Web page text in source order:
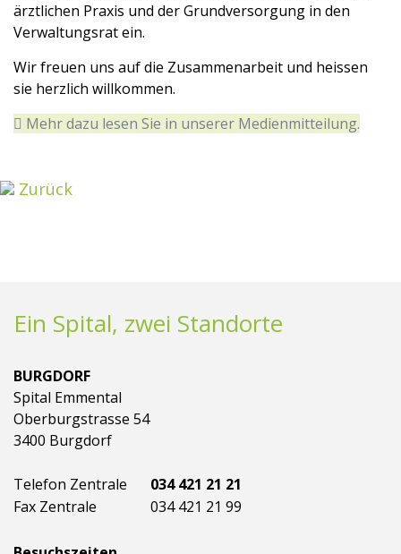
ärztlichen Praxis und der Grundversorgung in den
Verwaltungsrat ein.
Wir freuen uns auf die Zusammenarbeit und heissen
sie herzlich willkommen.
Mehr dazu lesen Sie in unserer Medienmitteilung.
Zurück
Ein Spital, zwei Standorte
BURGDORF
Spital Emmental
Oberburgstrasse 54
3400 Burgdorf
Telefon Zentrale
034 421 21 21
Fax Zentrale
034 421 21 99